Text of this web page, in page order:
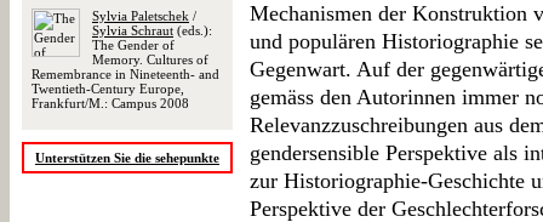
Sylvia Paletschek /
Sylvia Schraut (eds.):
The Gender of
Memory. Cultures of
Remembrance in Nineteenth- and
Twentieth-Century Europe,
Frankfurt/M.: Campus 2008
Unterstützen Sie die sehepunkte
Mechanismen der Konstruktion
und populären Historiographie
Gegenwart. Auf der
gemäss den Autorinnen immer
Relevanzzuschreibungen aus
gendersensible Perspektive als
zur Historiographie-Geschichte
Perspektive der